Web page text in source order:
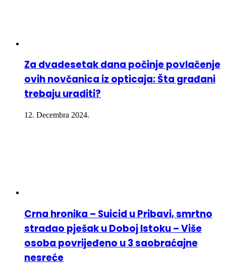
Za dvadesetak dana počinje povlačenje
ovih novčanica iz opticaja: Šta građani
trebaju uraditi?
12. Decembra 2024.
Crna hronika – Suicid u Pribavi, smrtno
stradao pješak u Doboj Istoku – Više
osoba povrijeđeno u 3 saobraćajne
nesreće